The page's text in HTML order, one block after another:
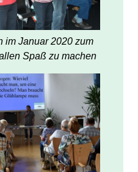
im Januar 2020 zum
Spaß zu machen